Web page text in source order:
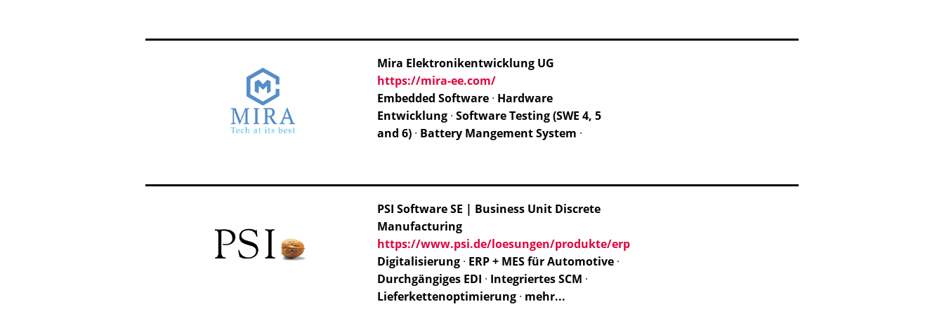
Mira Elektronikentwicklung UG
https://mira-ee.com/
Embedded Software · Hardware
Entwicklung · Software Testing (SWE 4, 5
and 6) · Battery Mangement System ·
PSI Software SE | Business Unit Discrete
Manufacturing
https://www.psi.de/loesungen/produkte/erp
Digitalisierung · ERP + MES für Automotive ·
Durchgängiges EDI · Integriertes SCM ·
Lieferkettenoptimierung · mehr...